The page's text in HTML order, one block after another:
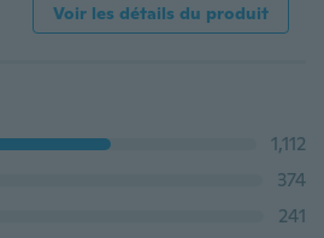
Voir les détails du produit
1,112
374
241